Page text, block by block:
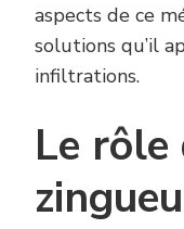
aspects de ce
solutions qu’il
infiltrations.
Le